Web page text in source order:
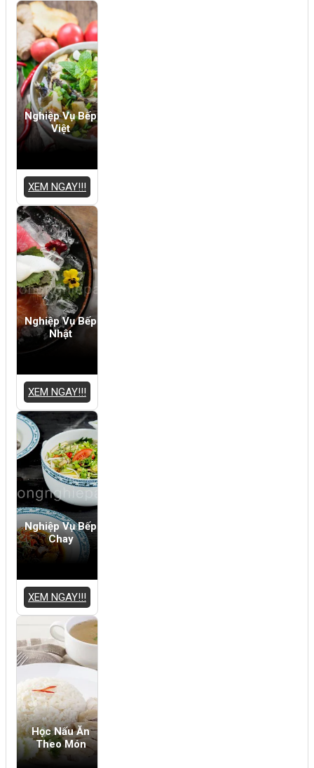
Nghiệp Vụ Bếp
Việt
XEM NGAY!!!
Nghiệp Vụ Bếp
Nhật
XEM NGAY!!!
Nghiệp Vụ Bếp
Chay
XEM NGAY!!!
Học Nấu Ăn
Theo Món